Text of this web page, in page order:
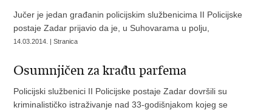
Jučer je jedan građanin policijskim službenicima II Policijske
postaje Zadar prijavio da je, u Suhovarama u polju,
14.03.2014. | Stranica
Osumnjičen za krađu parfema
Policijski službenici II Policijske postaje Zadar dovršili su
kriminalističko istraživanje nad 33-godišnjakom kojeg se